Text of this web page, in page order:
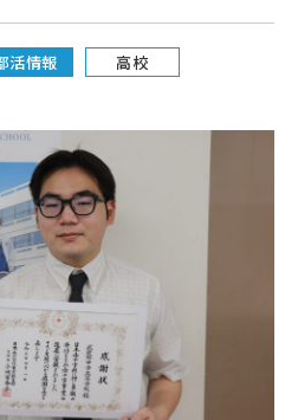
・お問い合わせ
活情報 高校